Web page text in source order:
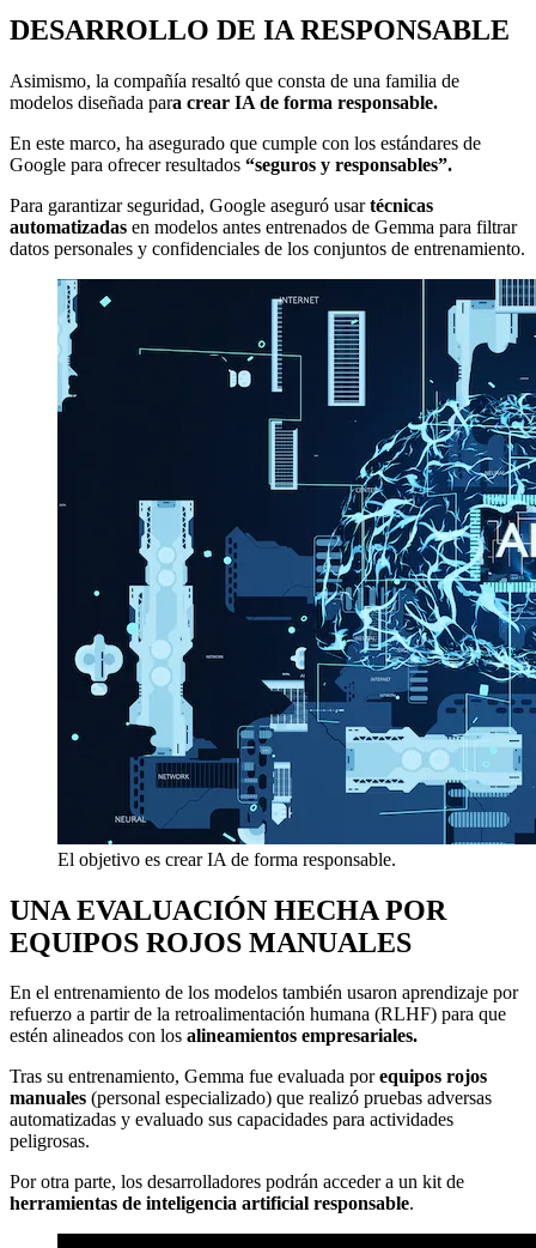
DESARROLLO DE IA RESPONSABLE
Asimismo, la compañía resaltó que consta de una familia de
modelos diseñada para crear IA de forma responsable.
En este marco, ha asegurado que cumple con los estándares de
Google para ofrecer resultados “seguros y responsables”.
Para garantizar seguridad, Google aseguró usartécnicas
automatizadas en modelos antes entrenados de Gemma para filtrar
datos personales y confidenciales de los conjuntos de entrenamiento.
El objetivo es crear IA de forma responsable.
UNA EVALUACIÓN HECHA POR
EQUIPOS ROJOS MANUALES
En el entrenamiento de los modelos también usaron aprendizaje por
refuerzo a partir de la retroalimentación humana (RLHF) para que
estén alineados con los alineamientos empresariales.
Tras su entrenamiento, Gemma fue evaluada porequipos rojos
manuales (personal especializado) que realizó pruebas adversas
automatizadas y evaluado sus capacidades para actividades
peligrosas.
Por otra parte, los desarrolladores podrán acceder a un kit de
herramientas de inteligencia artificial responsable.